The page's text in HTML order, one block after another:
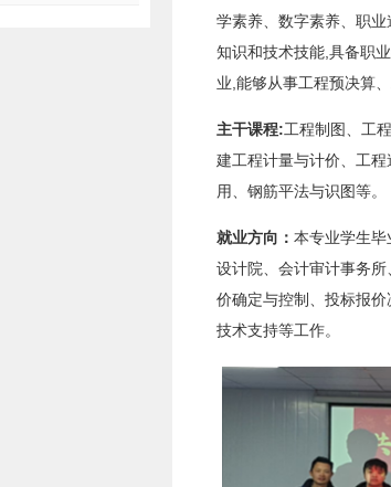
学素养、数字素养、职
知识和技术技能,具备职
业,能够从事工程预决算
主干课程:工程制图、工
建工程计量与计价、工
用、钢筋平法与识图等。
就业方向： 本专业学生毕
设计院、会计审计事务
价确定与控制、投标报
技术支持等工作。